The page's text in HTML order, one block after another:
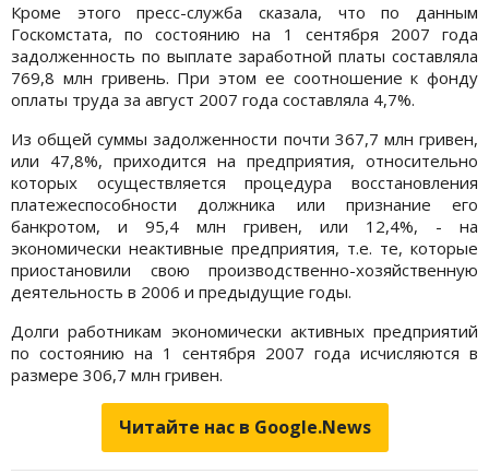
Кроме этого пресс-служба сказала, что по данным
Госкомстата, по состоянию на 1 сентября 2007 года
задолженность по выплате заработной платы составляла
769,8 млн гривень. При этом ее соотношение к фонду
оплаты труда за август 2007 года составляла 4,7%.
Из общей суммы задолженности почти 367,7 млн гривен,
или 47,8%, приходится на предприятия, относительно
которых осуществляется процедура восстановления
платежеспособности должника или признание его
банкротом, и 95,4 млн гривен, или 12,4%, - на
экономически неактивные предприятия, т.е. те, которые
приостановили свою производственно-хозяйственную
деятельность в 2006 и предыдущие годы.
Долги работникам экономически активных предприятий
по состоянию на 1 сентября 2007 года исчисляются в
размере 306,7 млн гривен.
Читайте нас в Google.News